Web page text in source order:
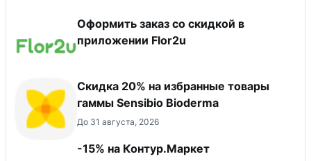
Оформить заказ со скидкой в
приложении Flor2u
Скидка 20% на избранные товары
гаммы Sensibio Bioderma
До 31 августа, 2026
-15% на Контур.Маркет